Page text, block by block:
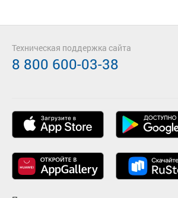
Техническая поддержка сайта
8 800 600-03-38